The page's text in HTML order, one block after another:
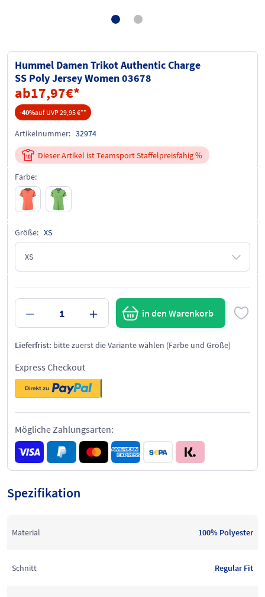
Hummel Damen Trikot Authentic Charge
SS Poly Jersey Women 03678
ab17,97€*
-40%auf UVP 29,95 €**
Artikelnummer: 32974
Dieser Artikel ist Teamsport Staffelpreisfähig %
Farbe:
Größe: XS
Lieferfrist: bitte zuerst die Variante wählen (Farbe und Größe)
in den Warenkorb
Express Checkout
Mögliche Zahlungsarten:
Spezifikation
Material 100% Polyester
Schnitt Regular Fit